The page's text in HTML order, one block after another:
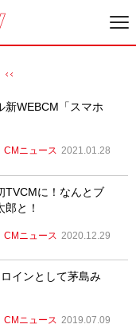
新WEBCM「スマホ
CMニュース 2021.01.28
TVCMに！なんとブ
と！
CMニュース 2020.12.29
インとして茅島み
CMニュース 2019.07.09